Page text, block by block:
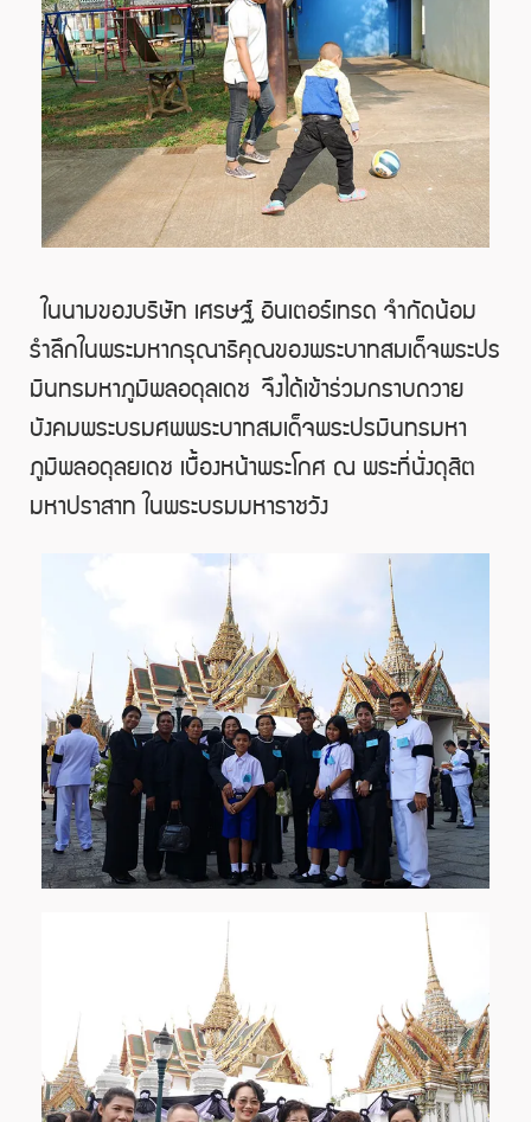
ในนามของบริษัท เศรษฐ์ อินเตอร์เทรด จำกัดน้อม
รำลึกในพระมหากรุณาธิคุณของพระบาทสมเด็จพระปร
มินทรมหาภูมิพลอดุลเดช จึงได้เข้าร่วมกราบถวาย
บังคมพระบรมศพพระบาทสมเด็จพระปรมินทรมหา
ภูมิพลอดุลยเดช เบื้องหน้าพระโกศ ณ พระที่นั่งดุสิต
มหาปราสาท ในพระบรมมหาราชวัง